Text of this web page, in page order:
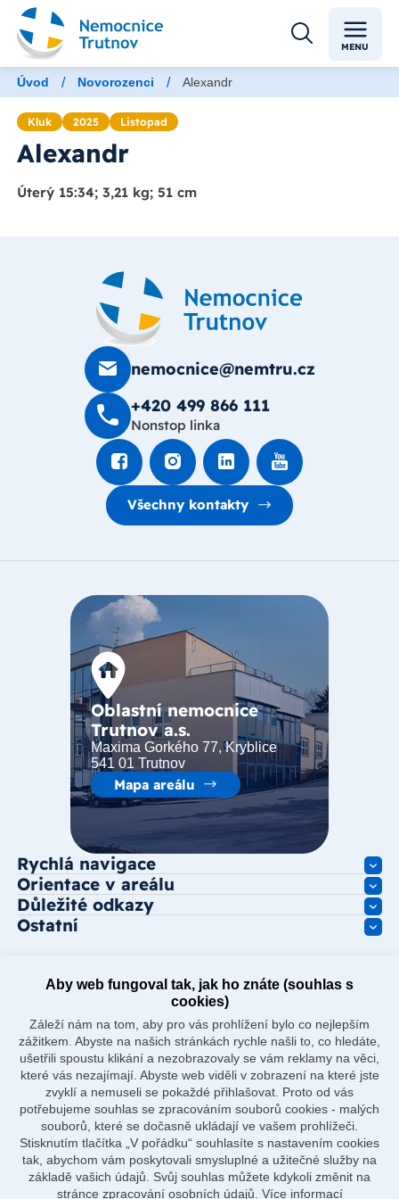
MENU
Úvod / Novorozenci / Alexandr
Kluk 2025 Listopad
Alexandr
Úterý 15:34; 3,21 kg; 51 cm
nemocnice@nemtru.cz
+420 499 8­66 111
Nonstop linka
Všechny kontakty
Oblastní nemocnice
Trutnov a.s.
Maxima Gorkého 77, Kryblice
541 01 Trutnov
Mapa areálu
Rychlá navigace
Orientace v areálu
Důležité odkazy
Ostatní
Aby web fungoval tak, jak ho znáte (souhlas s
cookies)
Záleží nám na tom, aby pro vás prohlížení bylo co nejlepším
zážitkem. Abyste na našich stránkách rychle našli to, co hledáte,
ušetřili spoustu klikání a nezobrazovaly se vám reklamy na věci,
které vás nezajímají. Abyste web viděli v zobrazení na které jste
zvyklí a nemuseli se pokaždé přihlašovat. Proto od vás
potřebujeme souhlas se zpracováním souborů cookies - malých
souborů, které se dočasně ukládají ve vašem prohlížeči.
Stisknutím tlačítka „V pořádku“ souhlasíte s nastavením cookies
tak, abychom vám poskytovali smysluplné a užitečné služby na
základě vašich údajů. Svůj souhlas můžete kdykoli změnit na
stránce zpracování osobních údajů. Více informací